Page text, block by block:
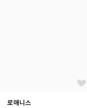
로매니스